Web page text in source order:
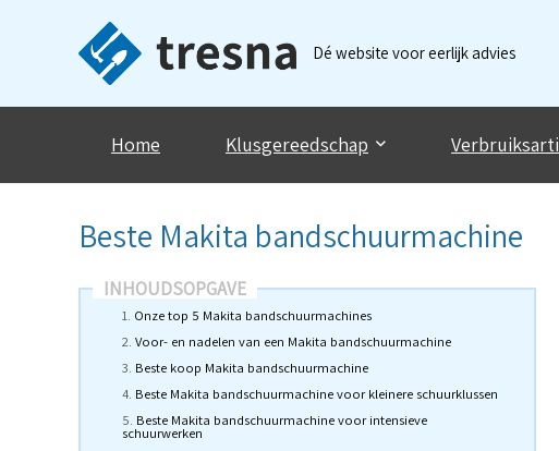
Dé website voor eerlijk advies
Home Klusgereedschap
Beste Makita bandschuurmachine
INHOUDSOPGAVE
Onze top 5 Makita bandschuurmachines
Voor- en nadelen van een Makita bandschuurmachine
Beste koop Makita bandschuurmachine
Beste Makita bandschuurmachine voor kleinere schuurklussen
Beste Makita bandschuurmachine voor intensieve
schuurwerken